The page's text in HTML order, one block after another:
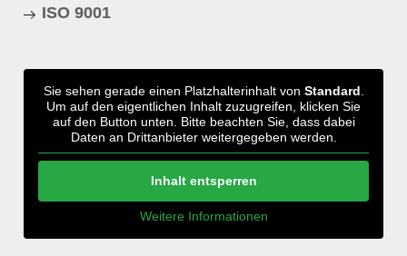
ISO 9001
Sie sehen gerade einen Platzhalterinhalt von Standard
Um auf den eigentlichen Inhalt zuzugreifen, klicken Sie
auf den Button unten. Bitte beachten Sie, dass dabei
Daten an Drittanbieter weitergegeben werden.
Inhalt entsperren
Weitere Informationen